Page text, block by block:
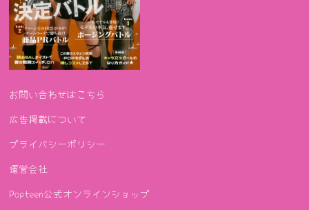
お問い合わせはこちら
広告掲載について
プライバシーポリシー
運営会社
Popteen公式オンラインショップ